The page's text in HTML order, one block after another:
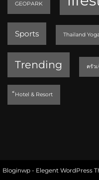
GEOPARK
Sports Thailand
Trending ครัว
็Hotel & Resort
Bloginwp - Elegent WordPress